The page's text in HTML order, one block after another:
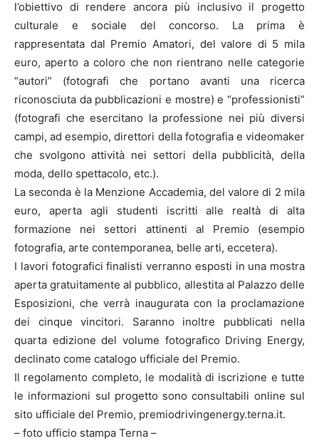
l’obiettivo di rendere ancora più inclusivo il progetto
culturale e sociale del concorso. La prima è
rappresentata dal Premio Amatori, del valore di 5 mila
euro, aperto a coloro che non rientrano nelle categorie
“autori” (fotografi che portano avanti una ricerca
riconosciuta da pubblicazioni e mostre) e “professionisti”
(fotografi che esercitano la professione nei più diversi
campi, ad esempio, direttori della fotografia e videomaker
che svolgono attività nei settori della pubblicità, della
moda, dello spettacolo, etc.).
La seconda è la Menzione Accademia, del valore di 2 mila
euro, aperta agli studenti iscritti alle realtà di alta
formazione nei settori attinenti al Premio (esempio
fotografia, arte contemporanea, belle arti, eccetera).
I lavori fotografici finalisti verranno esposti in una mostra
aperta gratuitamente al pubblico, allestita al Palazzo delle
Esposizioni, che verrà inaugurata con la proclamazione
dei cinque vincitori. Saranno inoltre pubblicati nella
quarta edizione del volume fotografico Driving Energy,
declinato come catalogo ufficiale del Premio.
Il regolamento completo, le modalità di iscrizione e tutte
le informazioni sul progetto sono consultabili online sul
sito ufficiale del Premio, premiodrivingenergy.terna.it.
– foto ufficio stampa Terna –